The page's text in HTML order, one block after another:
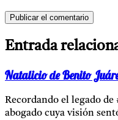
Entrada
Natalicio de Benito
Recordando el legado
abogado cuya visión